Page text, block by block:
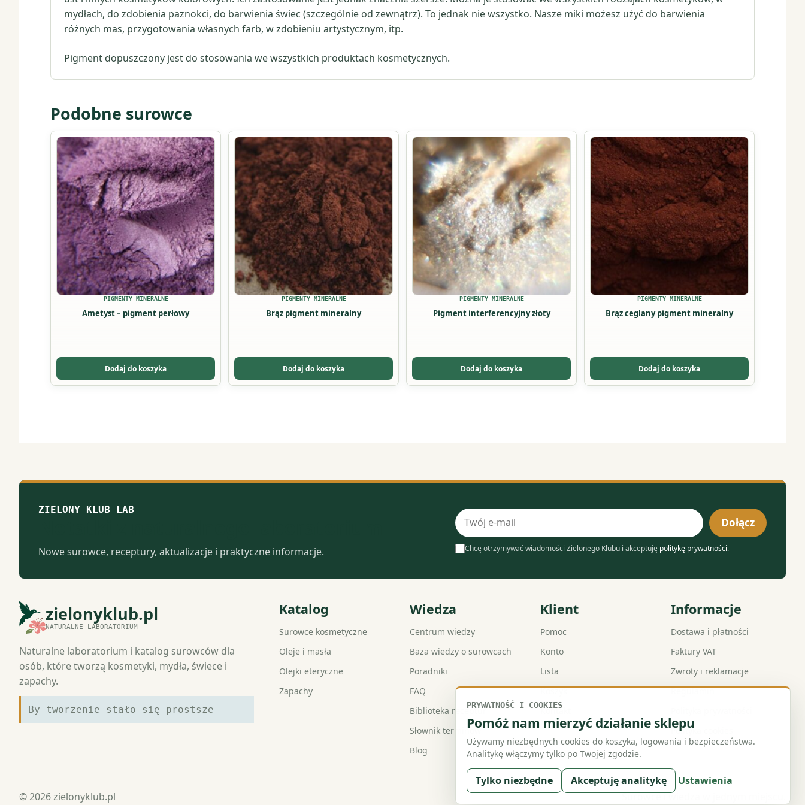
mydłach, do zdobienia paznokci, do barwienia świec (szczególnie od zewnątrz). To jednak nie wszystko. Nasze miki możesz użyć do barwienia
różnych mas, przygotowania własnych farb, w zdobieniu artystycznym, itp.
Pigment dopuszczony jest do stosowania we wszystkich produktach kosmetycznych.
Podobne surowce
PIGMENTY MINERALNE
Ametyst – pigment perłowy
Dodaj do koszyka
Ten
produkt
ma
wiele
wariantów.
Opcje
można
wybrać
na
stronie
produktu
PIGMENTY MINERALNE
Brąz pigment mineralny
Dodaj do koszyka
Ten
produkt
ma
wiele
wariantów.
Opcje
można
wybrać
na
stronie
produktu
PIGMENTY MINERALNE
Pigment interferencyjny złoty
Dodaj do koszyka
Ten
produkt
wiele
wariantów.
Opcje
można
wybrać
na
stronie
produktu
PIGMENTY MINERALNE
Brąz ceglany pigment mineralny
Dodaj do koszyka
Ten
produkt
ma
wiele
wariantów.
Opcje
można
wybrać
na
produktu
ZIELONY KLUB LAB
Nowe surowce, receptury, aktualizacje i praktyczne informacje.
Adres
e-
mail
Dołącz
Chcę otrzymywać wiadomości Zielonego Klubu i akceptuję politykę prywatności.
zielonyklub.pl
NATURALNE LABORATORIUM
Naturalne laboratorium i katalog surowców dla
osób, które tworzą kosmetyki, mydła, świece i
zapachy.
By tworzenie stało się prostsze
Katalog
Surowce kosmetyczne
Oleje i masła
Olejki eteryczne
Zapachy
Wiedza
Centrum wiedzy
Baza wiedzy o surowcach
Poradniki
FAQ
Biblioteka receptur
Słownik terminów
Blog
Klient
Pomoc
Konto
Lista
Koszyk
Kontakt
Informacje
Dostawa i płatności
Faktury VAT
Zwroty i reklamacje
Regulamin
Polityka cookies
© 2026 zielonyklub.pl Surowce i wiedza w jednym miejscu.
PRYWATNOŚĆ I COOKIES
Pomóż nam mierzyć działanie sklepu
Używamy niezbędnych cookies do koszyka, logowania i bezpieczeństwa.
Analitykę włączymy tylko po Twojej zgodzie.
Tylko niezbędne Akceptuję analitykę Ustawienia